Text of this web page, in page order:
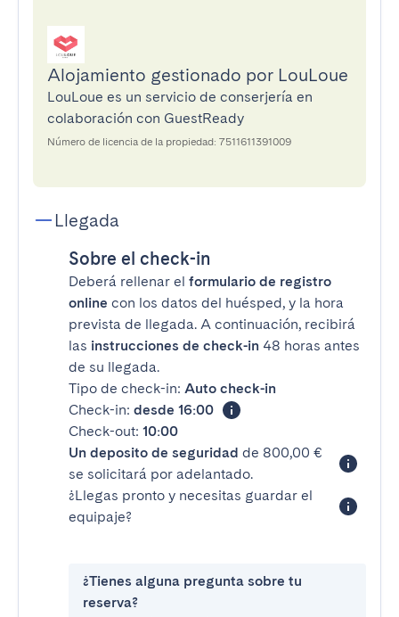
Alojamiento gestionado por LouLoue
LouLoue es un servicio de conserjería en
colaboración con GuestReady
Número de licencia de la propiedad: 7511611391009
Llegada
Sobre el check-in
Deberá rellenar el formulario de registro
online con los datos del huésped, y la hora
prevista de llegada. A continuación, recibirá
las instrucciones de check-in 48 horas antes
de su llegada.
Tipo de check-in: Auto check-in
Check-in: desde 16:00
Check-out: 10:00
Un deposito de seguridad de 800,00 €
se solicitará por adelantado.
¿Llegas pronto y necesitas guardar el
equipaje?
¿Tienes alguna pregunta sobre tu
reserva?